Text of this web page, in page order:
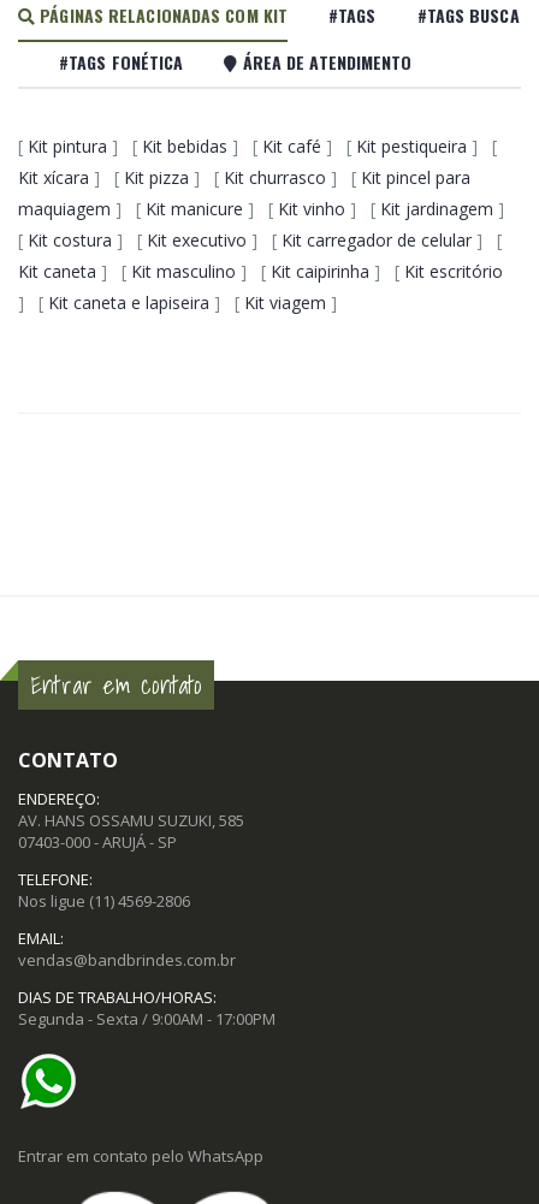
PÁGINAS RELACIONADAS COM KIT #TAGS
#TAGS BUSCA
#TAGS FONÉTICA
ÁREA DE ATENDIMENTO
[ Kit pintura ] [ Kit bebidas ] [ Kit café ] [ Kit pestiqueira ] [
Kit xícara ] [ Kit pizza ] [ Kit churrasco ] [ Kit pincel para
maquiagem ] [ Kit manicure ] [ Kit vinho ] [ Kit jardinagem ]
[ Kit costura ] [ Kit executivo ] [ Kit carregador de celular ] [
Kit caneta ] [ Kit masculino ] [ Kit caipirinha ] [ Kit escritório
] [ Kit caneta e lapiseira ] [ Kit viagem ]
Entrar em contato
CONTATO
ENDEREÇO:
AV. HANS OSSAMU SUZUKI, 585
07403-000 - ARUJÁ - SP
TELEFONE:
Nos ligue (11) 4569-2806
EMAIL:
vendas@bandbrindes.com.br
DIAS DE TRABALHO/HORAS:
Segunda - Sexta / 9:00AM - 17:00PM
Entrar em contato pelo WhatsApp